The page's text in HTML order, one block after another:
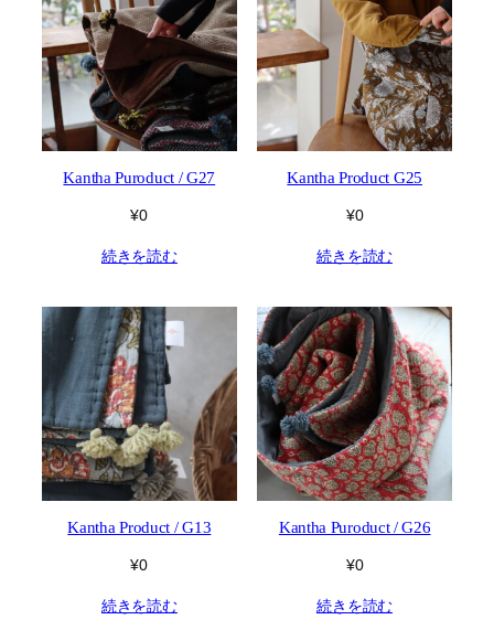
Kantha Puroduct / G27
¥0
続きを読む
Kantha Product G25
¥0
続きを読む
Kantha Product / G13
¥0
続きを読む
Kantha Puroduct / G26
¥0
続きを読む